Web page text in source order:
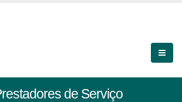
de Serviço